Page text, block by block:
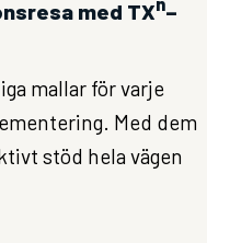
med TXn–
mallar för varje
Med dem
stöd hela vägen